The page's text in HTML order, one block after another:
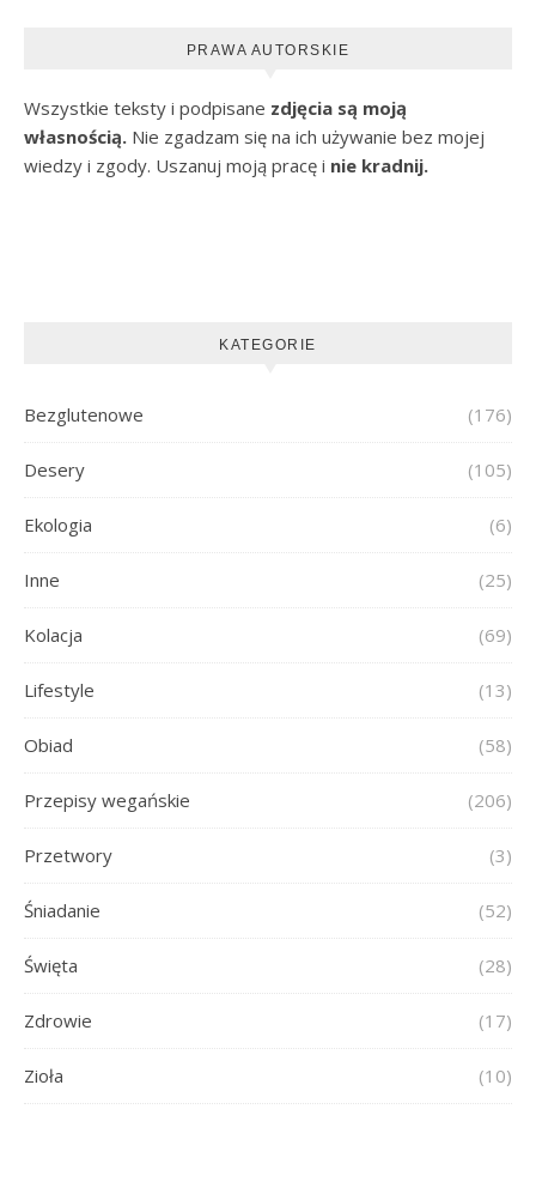
PRAWA AUTORSKIE
Wszystkie teksty i podpisane zdjęcia są moją
własnością. Nie zgadzam się na ich używanie bez mojej
wiedzy i zgody. Uszanuj moją pracę i nie kradnij.
KATEGORIE
Bezglutenowe (176)
Desery (105)
Ekologia (6)
Inne (25)
Kolacja (69)
Lifestyle (13)
Obiad (58)
Przepisy wegańskie (206)
Przetwory (3)
Śniadanie (52)
Święta (28)
Zdrowie (17)
Zioła (10)